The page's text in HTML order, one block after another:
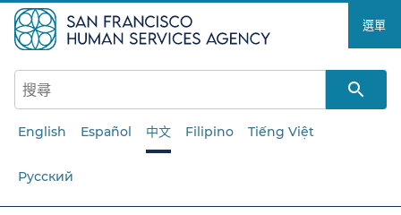
至
主
要
選單​​
English Español 中文 Filipino Tiếng Việt
Русский